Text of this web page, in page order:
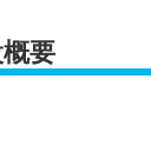
要